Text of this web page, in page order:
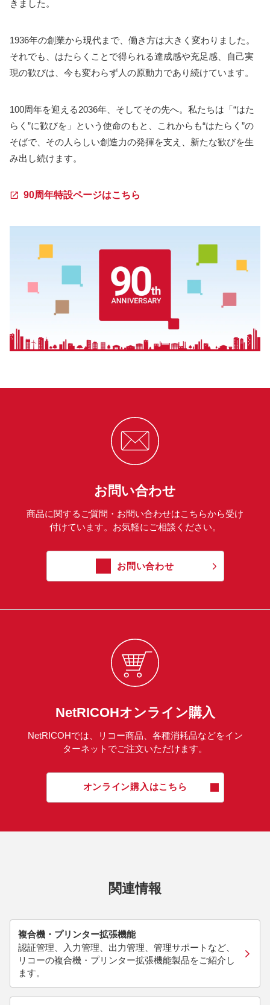
きました。
1936年の創業から現代まで、働き方は大きく変わりました。
それでも、はたらくことで得られる達成感や充足感、自己実
現の歓びは、今も変わらず人の原動力であり続けています。
100周年を迎える2036年、そしてその先へ。私たちは「“はた
らく”に歓びを」という使命のもと、これからも“はたらく”の
そばで、その人らしい創造力の発揮を支え、新たな歓びを生
み出し続けます。
90周年特設ページはこちら
お問い合わせ
商品に関するご質問・お問い合わせはこちらから受け
付けています。お気軽にご相談ください。
お問い合わせ
NetRICOHオンライン購入
NetRICOHでは、リコー商品、各種消耗品などをイン
ターネットでご注文いただけます。
オンライン購入はこちら
関連情報
複合機・プリンター拡張機能
認証管理、入力管理、出力管理、管理サポートなど、
リコーの複合機・プリンター拡張機能製品をご紹介し
ます。